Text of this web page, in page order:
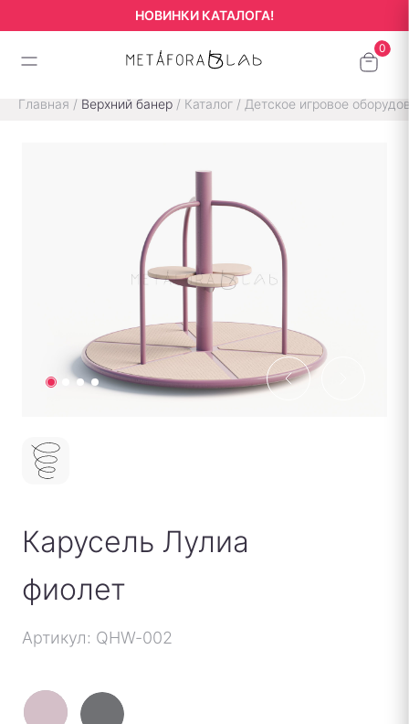
НОВИНКИ КАТАЛОГА!
Главная / Верхний банер / Каталог / Детское игровое
Карусель Лулиа
фиолет
Артикул: QHW-002